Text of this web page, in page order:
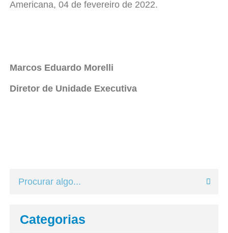
Americana, 04 de fevereiro de 2022.
Marcos Eduardo Morelli
Diretor de Unidade Executiva
Categorias